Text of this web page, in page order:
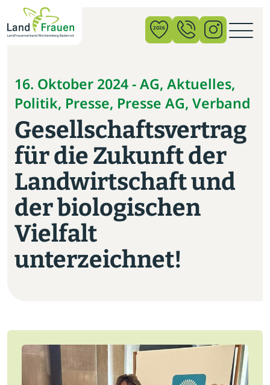
2026
16. Oktober 2024 - AG, Aktuelles,
Politik, Presse, Presse AG, Verband
Gesellschaftsvertrag
für die Zukunft der
Landwirtschaft und
der biologischen
Vielfalt
unterzeichnet!
×
News
Verband
Politik
Bildung
Gemeinschaft
Vor Ort
Startseite
Presse
Intern